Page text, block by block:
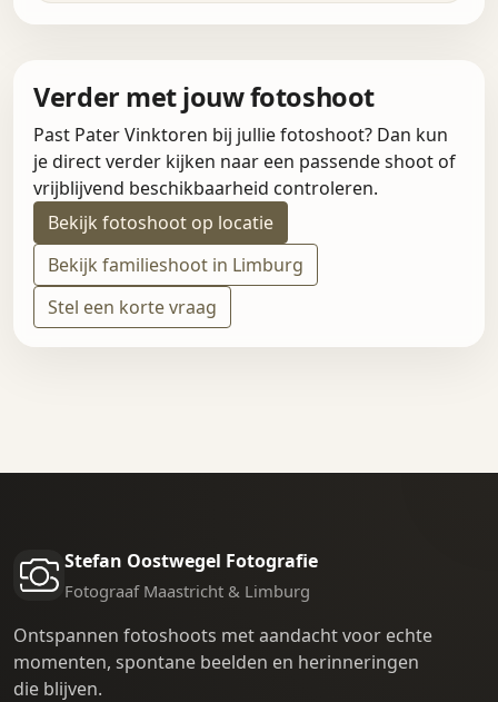
Verder met jouw fotoshoot
Past Pater Vinktoren bij jullie fotoshoot? Dan kun
je direct verder kijken naar een passende shoot of
vrijblijvend beschikbaarheid controleren.
Bekijk fotoshoot op locatie
Bekijk familieshoot in Limburg
Stel een korte vraag
Stefan Oostwegel Fotografie
Fotograaf Maastricht & Limburg
Ontspannen fotoshoots met aandacht voor echte
momenten, spontane beelden en herinneringen
die blijven.